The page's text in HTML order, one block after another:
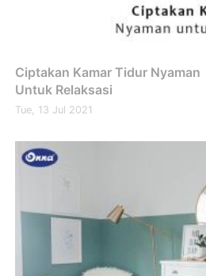
Ciptakan Kamar Tidur Nyaman
Untuk Relaksasi
Tue, 13 Jul 2021